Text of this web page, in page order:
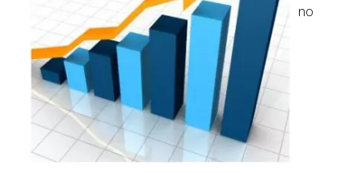
no